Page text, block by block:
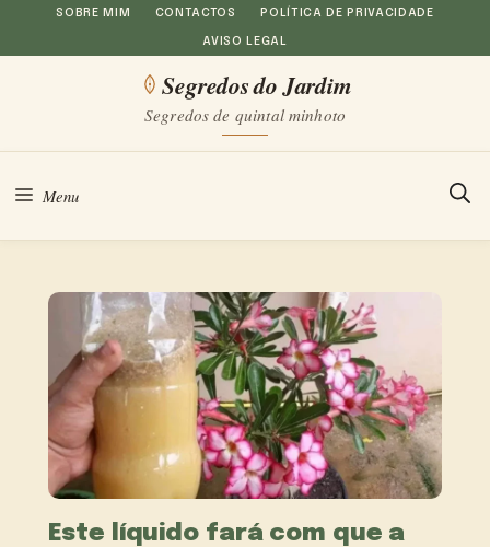
Saltar
para
SOBRE MIM CONTACTOS POLÍTICA DE PRIVACIDADE
AVISO LEGAL
Segredos do Jardim
Segredos de quintal minhoto
Menu
Este líquido fará com que a